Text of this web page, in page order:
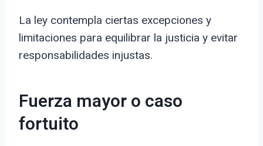
La ley contempla ciertas excepciones y
limitaciones para equilibrar la justicia y evitar
responsabilidades injustas.
Fuerza mayor o caso
fortuito